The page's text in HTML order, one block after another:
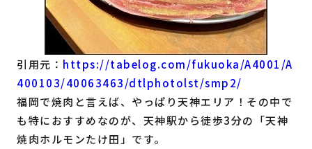
引用元： https://tabelog.com/fukuoka/A4001/A
400103/40063463/dtlphotolst/smp2/
福岡で焼肉と言えば、やっぱり天神エリア！その中で
も特におすすめなのが、天神駅から徒歩3分の「天神
焼肉ホルモンたけ田」です。